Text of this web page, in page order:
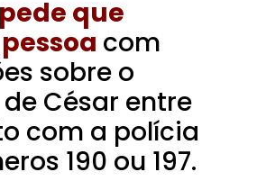
que
com
sobre o
César entre
com a polícia
190 ou 197.